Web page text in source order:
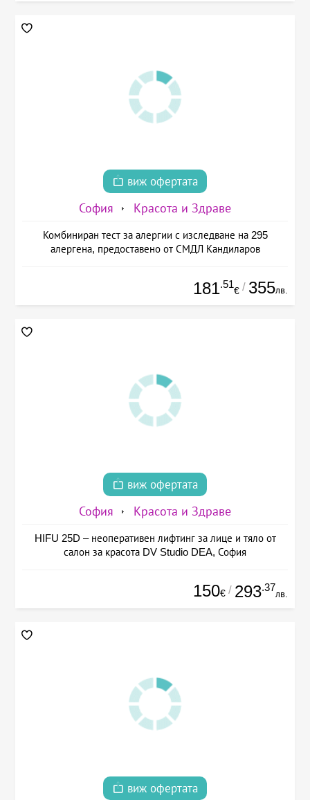
виж офертата
София Красота и Здраве
Комбиниран тест за алергии с изследване на 295
алергена, предоставено от СМДЛ Кандиларов
181.51
€ / 355лв.
виж офертата
София Красота и Здраве
HIFU 25D – неоперативен лифтинг за лице и тяло от
салон за красота DV Studio DEA, София
150€ / 293.37
лв.
виж офертата